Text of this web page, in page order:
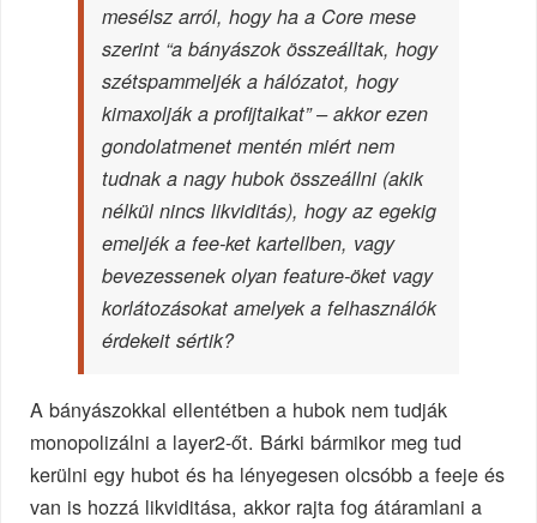
mesélsz arról, hogy ha a Core mese
szerint “a bányászok összeálltak, hogy
szétspammeljék a hálózatot, hogy
kimaxolják a profijtaikat” – akkor ezen
gondolatmenet mentén miért nem
tudnak a nagy hubok összeállni (akik
nélkül nincs likviditás), hogy az egekig
emeljék a fee-ket kartellben, vagy
bevezessenek olyan feature-öket vagy
korlátozásokat amelyek a felhasználók
érdekeit sértik?
A bányászokkal ellentétben a hubok nem tudják
monopolizálni a layer2-őt. Bárki bármikor meg tud
kerülni egy hubot és ha lényegesen olcsóbb a feeje és
van is hozzá likviditása, akkor rajta fog átáramlani a